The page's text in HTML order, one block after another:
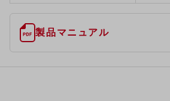
製品マニュアル